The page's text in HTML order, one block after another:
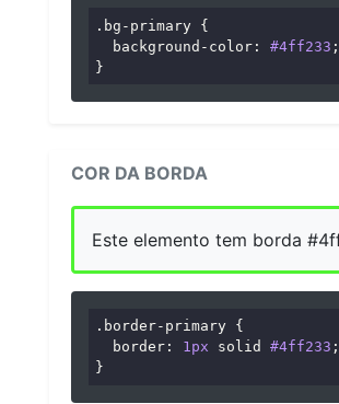
.bg-primary {
background-color : #4ff233 ;
}
COR DA BORDA
Este elemento tem borda
.border-primary {
border : 1px solid #4ff233 ;
}